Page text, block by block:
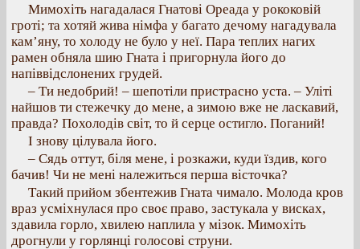
Мимохіть нагадалася Гнатові Ореада у рококовій
гроті; та хотяй жива німфа у багато дечому нагадувала
кам’яну, то холоду не було у неї. Пара теплих нагих
рамен обняла шию Гната і пригорнула його до
напіввідслонених грудей.
– Ти недобрий! – шепотіли пристрасно уста. – Уліті
найшов ти стежечку до мене, а зимою вже не ласкавий,
правда? Похолодів світ, то й серце остигло. Поганий!
І знову цілувала його.
– Сядь оттут, біля мене, і розкажи, куди їздив, кого
бачив! Чи не мені належиться перша вісточка?
Такий прийом збентежив Гната чимало. Молода кров
враз усміхнулася про своє право, застукала у висках,
здавила горло, хвилею наплила у мізок. Мимохіть
дрогнули у горлянці голосові струни.